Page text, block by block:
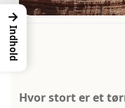
Hvor stort er et
→
Indhold